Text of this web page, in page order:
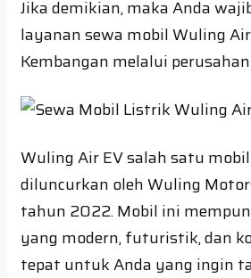
Jika demikian, maka Anda
layanan sewa mobil Wuling
Kembangan melalui
Wuling Air EV salah satu
diluncurkan oleh Wuling
tahun 2022. Mobil ini
yang modern, futuristik, dan
tepat untuk Anda yang ingin